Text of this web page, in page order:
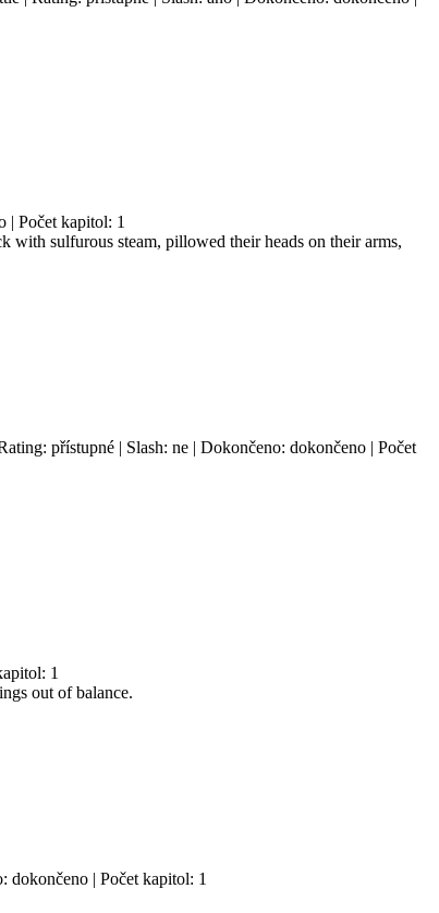
| Počet kapitol: 1
with sulfurous steam, pillowed their heads on their arms,
přístupné | Slash: ne | Dokončeno: dokončeno | Počet
1
out of balance.
dokončeno | Počet kapitol: 1